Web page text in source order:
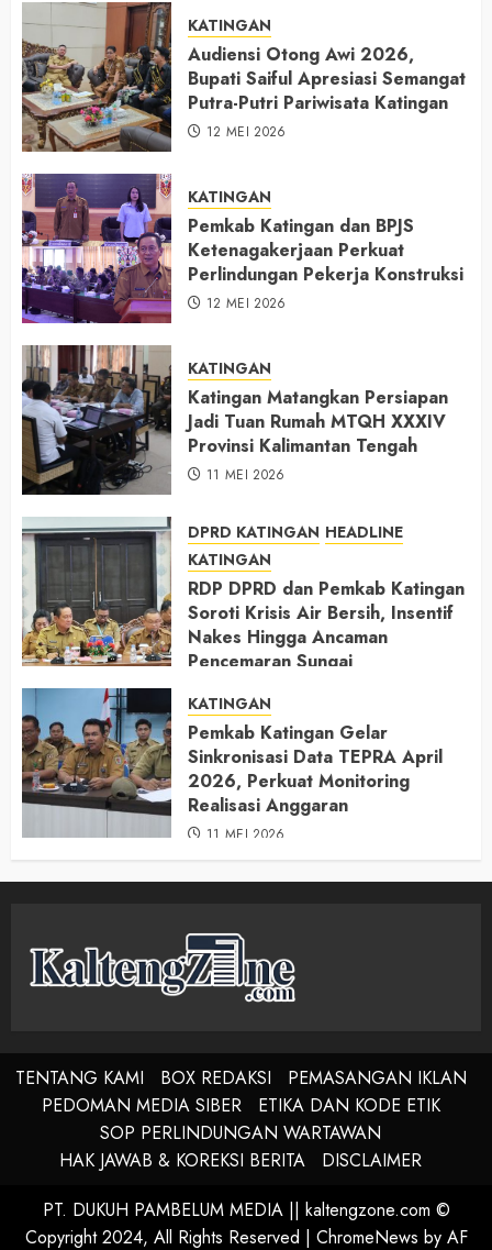
KATINGAN
Audiensi Otong Awi 2026,
Bupati Saiful Apresiasi Semangat
Putra-Putri Pariwisata Katingan
12 MEI 2026
KATINGAN
Pemkab Katingan dan BPJS
Ketenagakerjaan Perkuat
Perlindungan Pekerja Konstruksi
12 MEI 2026
KATINGAN
Katingan Matangkan Persiapan
Jadi Tuan Rumah MTQH XXXIV
Provinsi Kalimantan Tengah
11 MEI 2026
DPRD KATINGAN HEADLINE
KATINGAN
RDP DPRD dan Pemkab Katingan
Soroti Krisis Air Bersih, Insentif
Nakes Hingga Ancaman
Pencemaran Sungai
KATINGAN
Pemkab Katingan Gelar
Sinkronisasi Data TEPRA April
2026, Perkuat Monitoring
Realisasi Anggaran
11 MEI 2026
TENTANG KAMI BOX REDAKSI
PEMASANGAN IKLAN
PEDOMAN MEDIA SIBER
ETIKA DAN KODE ETIK
SOP PERLINDUNGAN WARTAWAN
HAK JAWAB & KOREKSI BERITA
DISCLAIMER
PT. DUKUH PAMBELUM MEDIA || kaltengzone.com ©
Copyright 2024, All Rights Reserved | ChromeNews by AF